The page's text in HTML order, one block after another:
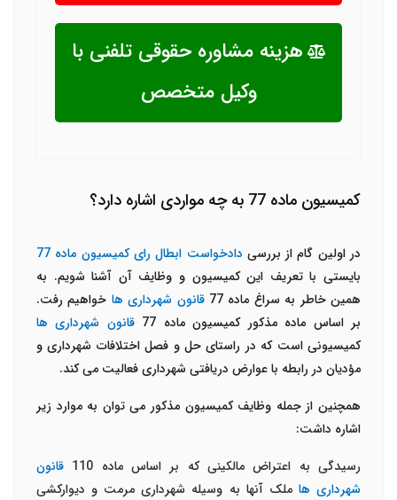
هزینه مشاوره حقوقی تلفنی با
وکیل متخصص
کمیسیون ماده 77 به چه مواردی اشاره دارد؟
در اولین گام از بررسی دادخواست ابطال رای کمیسیون ماده 77
بایستی با تعریف این کمیسیون و وظایف آن آشنا شویم. به
همین خاطر به سراغ ماده 77
قانون شهرداری ها خواهیم رفت.
بر اساس ماده مذکور کمیسیون ماده 77
قانون شهرداری ها
کمیسیونی است که در راستای حل و فصل اختلافات شهرداری و
مؤدیان در رابطه با عوارض دریافتی شهرداری فعالیت می کند.
همچنین از جمله وظایف کمیسیون مذکور می توان به موارد زیر
اشاره داشت:
رسیدگی به اعتراض مالکینی که بر اساس ماده 110
قانون
شهرداری ها ملک آنها به وسیله شهرداری مرمت و دیوارکشی